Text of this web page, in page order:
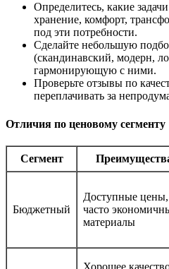
Определитесь, какие
хранение, комфорт,
под эти потребности.
Сделайте небольшую
(скандинавский, модерн,
гармонирующую с ними.
Проверьте отзывы по
переплачивать за
Отличия по ценовому сегменту
Сегмент
Бюджетный
Доступные цены,
часто
материалы
Хорошее